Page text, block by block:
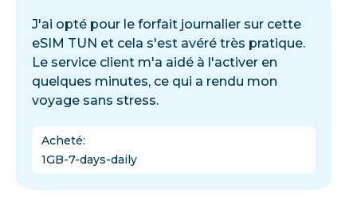
J'ai opté pour le forfait journalier sur cette
eSIM TUN et cela s'est avéré très pratique.
Le service client m'a aidé à l'activer en
quelques minutes, ce qui a rendu mon
voyage sans stress.
Acheté:
1GB-7-days-daily